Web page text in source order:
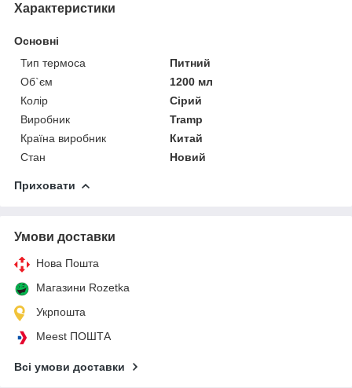
Характеристики
Основні
Тип термоса
Питний
Об`єм
1200 мл
Колір
Сірий
Виробник
Tramp
Країна виробник
Китай
Стан
Новий
Приховати
Умови доставки
Нова Пошта
Магазини Rozetka
Укрпошта
Meest ПОШТА
Всі умови доставки